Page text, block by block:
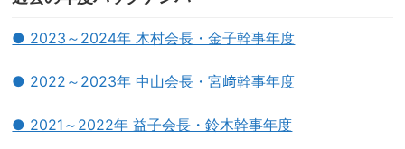
● 2023～2024年 木村会長・金子幹事年度
● 2022～2023年 中山会長・宮﨑幹事年度
● 2021～2022年 益子会長・鈴木幹事年度